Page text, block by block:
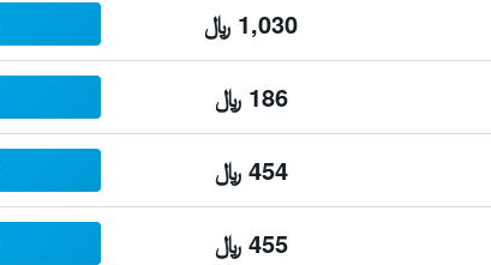
1,030 ﷼
186 ﷼
454 ﷼
455 ﷼